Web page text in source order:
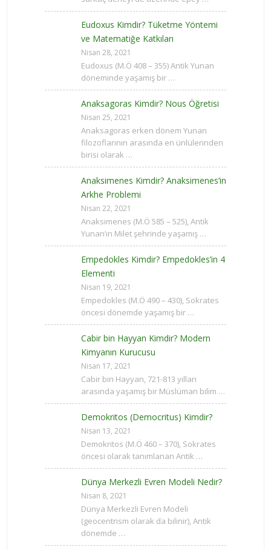
Eudoxus Kimdir? Tüketme Yöntemi
ve Matematiğe Katkıları
Nisan 28, 2021
Eudoxus (M.Ö 408 – 355) Antik Yunan
döneminde yaşamış bir …
Anaksagoras Kimdir? Nous Öğretisi
Nisan 25, 2021
Anaksagoras erken dönem Yunan
filozoflarının arasında en ünlülerinden
birisi olarak …
Anaksimenes Kimdir? Anaksimenes’in
Arkhe Problemi
Nisan 22, 2021
Anaksimenes (M.Ö 585 – 525), Antik
Yunan’ın Milet şehrinde yaşamış …
Empedokles Kimdir? Empedokles’in 4
Elementi
Nisan 19, 2021
Empedokles (M.Ö 490 – 430), Sokrates
öncesi dönemde yaşamış bir …
Cabir bin Hayyan Kimdir? Modern
Kimyanın Kurucusu
Nisan 17, 2021
Cabir bin Hayyan, 721-813 yılları
arasında yaşamış bir Müslüman bilim …
Demokritos (Democritus) Kimdir?
Nisan 13, 2021
Demokritos (M.Ö 460 – 370), Sokrates
öncesi olarak tanımlanan Antik …
Dünya Merkezli Evren Modeli Nedir?
Nisan 8, 2021
Dünya Merkezli Evren Modeli
(geocentrism olarak da bilinir), Antik
dönemde …